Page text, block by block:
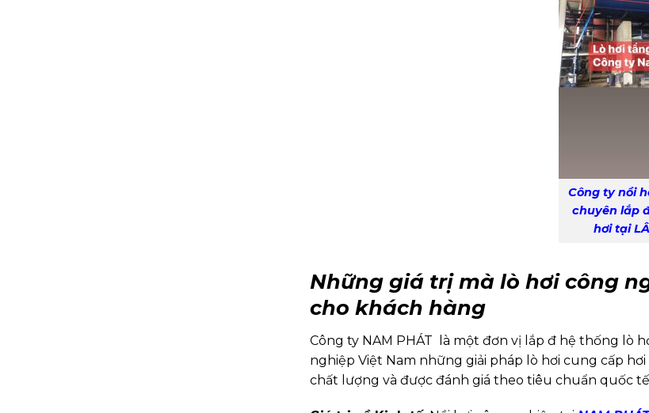
Công ty nồi
chuyên lắp
hơi tại
Những giá trị mà lò hơi công
cho khách hàng
Công ty NAM PHÁT là một đơn vị lắp đ hệ thống lò
nghiệp Việt Nam những giải pháp lò hơi cung cấp
chất lượng và được đánh giá theo tiêu chuẩn quốc